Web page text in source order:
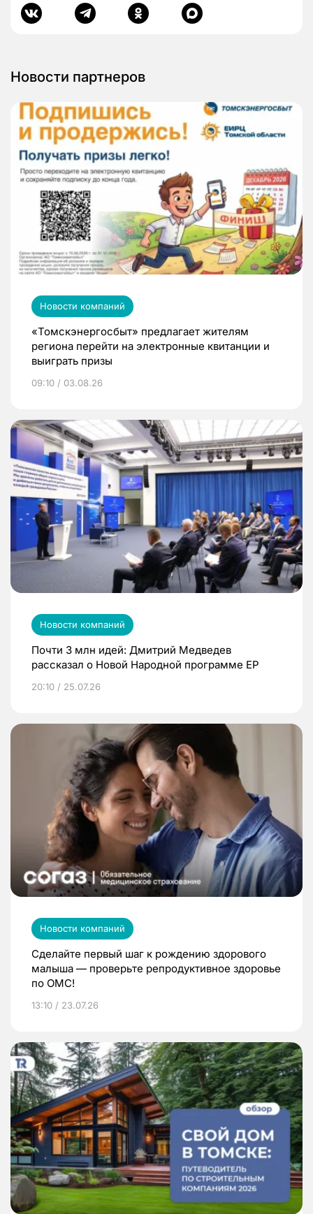
Новости партнеров
Новости компаний
«Томскэнергосбыт» предлагает жителям
региона перейти на электронные квитанции и
выиграть призы
09:10 / 03.08.26
Новости компаний
Почти 3 млн идей: Дмитрий Медведев
рассказал о Новой Народной программе ЕР
20:10 / 25.07.26
Новости компаний
Сделайте первый шаг к рождению здорового
малыша — проверьте репродуктивное здоровье
по ОМС!
13:10 / 23.07.26